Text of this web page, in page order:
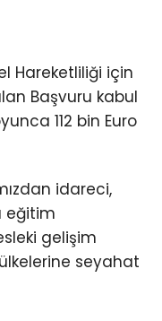
Hareketliliği için
Başvuru kabul
112 bin Euro
idareci,
eğitim
gelişim
seyahat